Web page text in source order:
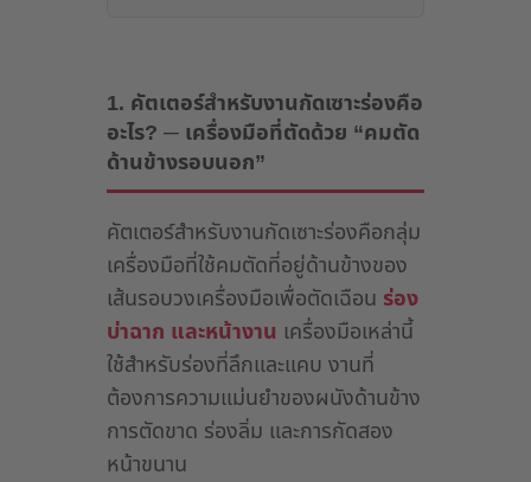
1. คัตเตอร์สำหรับงานกัดเซาะร่องคือ
อะไร? ─ เครื่องมือที่ตัดด้วย “คมตัด
ด้านข้างรอบนอก”
คัตเตอร์สำหรับงานกัดเซาะร่องคือกลุ่ม
เครื่องมือที่ใช้คมตัดที่อยู่ด้านข้างของ
เส้นรอบวงเครื่องมือเพื่อตัดเฉือน ร่อง
บ่าฉาก และหน้างาน เครื่องมือเหล่านี้
ใช้สำหรับร่องที่ลึกและแคบ งานที่
ต้องการความแม่นยำของผนังด้านข้าง
การตัดขาด ร่องลิ่ม และการกัดสอง
หน้าขนาน